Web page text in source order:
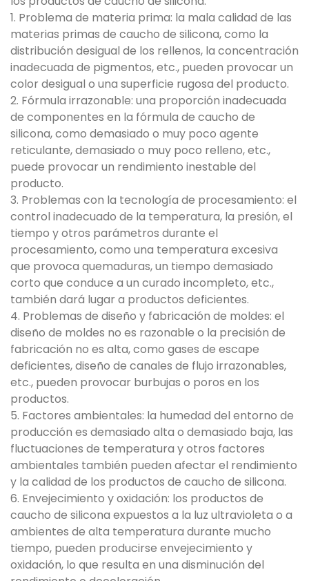
1. Problema de materia prima: la mala calidad de las
materias primas de caucho de silicona, como la
distribución desigual de los rellenos, la concentración
inadecuada de pigmentos, etc., pueden provocar un
color desigual o una superficie rugosa del producto.
2. Fórmula irrazonable: una proporción inadecuada
de componentes en la fórmula de caucho de
silicona, como demasiado o muy poco agente
reticulante, demasiado o muy poco relleno, etc.,
puede provocar un rendimiento inestable del
producto.
3. Problemas con la tecnología de procesamiento: el
control inadecuado de la temperatura, la presión, el
tiempo y otros parámetros durante el
procesamiento, como una temperatura excesiva
que provoca quemaduras, un tiempo demasiado
corto que conduce a un curado incompleto, etc.,
también dará lugar a productos deficientes.
4. Problemas de diseño y fabricación de moldes: el
diseño de moldes no es razonable o la precisión de
fabricación no es alta, como gases de escape
deficientes, diseño de canales de flujo irrazonables,
etc., pueden provocar burbujas o poros en los
productos.
5. Factores ambientales: la humedad del entorno de
producción es demasiado alta o demasiado baja, las
fluctuaciones de temperatura y otros factores
ambientales también pueden afectar el rendimiento
y la calidad de los productos de caucho de silicona.
6. Envejecimiento y oxidación: los productos de
caucho de silicona expuestos a la luz ultravioleta o a
ambientes de alta temperatura durante mucho
tiempo, pueden producirse envejecimiento y
oxidación, lo que resulta en una disminución del